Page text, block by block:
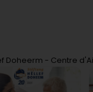
Doheerm - Centre